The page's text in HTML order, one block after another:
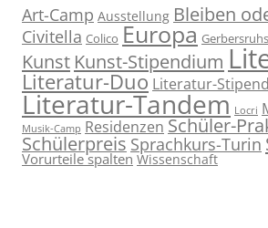
Art-Camp Ausstellung Bleiben
Civitella Colico Europa
Kunst Kunst-Stipendium
Literatur-Duo Literatur-
Literatur-Tandem Locri
Musik-Camp Residenzen Schüler-
Schülerpreis Sprachkurs-Turin
Vorurteile spalten Wissenschaft